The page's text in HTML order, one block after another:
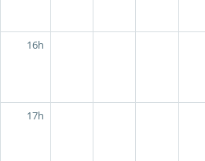
16h
17h